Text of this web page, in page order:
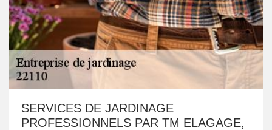
SERVICES DE JARDINAGE
PROFESSIONNELS PAR TM ELAGAGE,